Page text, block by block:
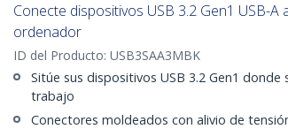
Conecte dispositivos USB 3.2 Gen1 USB-
ordenador
ID del Producto: USB3SAA3MBK
Sitúe sus dispositivos USB 3.2 Gen1 donde
trabajo
Conectores moldeados con alivio de